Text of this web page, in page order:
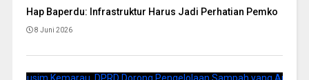
Hap Baperdu: Infrastruktur Harus Jadi Perhatian Pemko
8 Juni 2026